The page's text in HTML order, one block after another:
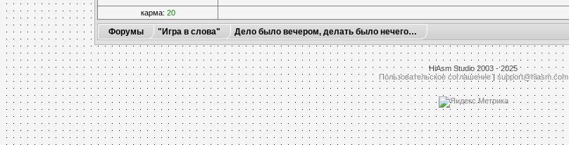
карма: 20
Форумы
"Игра в слова" Дело было вечером, делать было нечего…
HiAsm Studio 2003 - 2025
Пользовательское соглашение| support@hiasm.com